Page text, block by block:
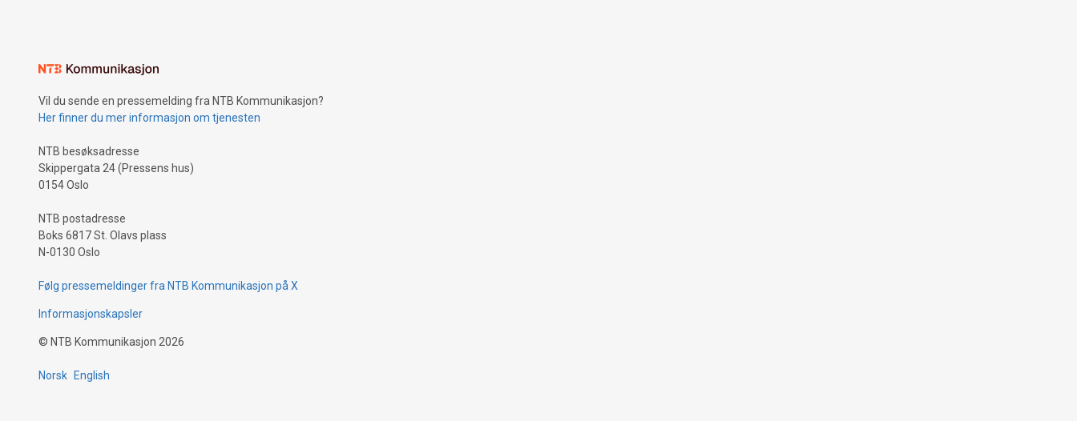
Vil du sende en pressemelding fra NTB Kommunikasjon?
Her finner du mer informasjon om tjenesten
NTB besøksadresse
Skippergata 24 (Pressens hus)
0154 Oslo
NTB postadresse
Boks 6817 St. Olavs plass
N-0130 Oslo
Følg pressemeldinger fra NTB Kommunikasjon på X
Informasjonskapsler
© NTB Kommunikasjon 2026
Norsk English